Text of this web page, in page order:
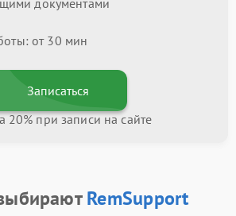
документами
от 30 мин
Записаться
20% при записи на сайте
RemSupport